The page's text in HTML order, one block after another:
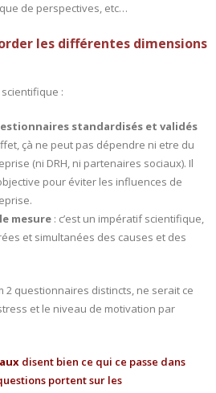
de perspectives, etc…
les différentes dimensions
:
standardisés et validés
çà ne peut pas dépendre ni etre du
(ni DRH, ni partenaires sociaux). Il
pour éviter les influences de
mesure : c’est un impératif scientifique,
et simultanées des causes et des
2 questionnaires distincts, ne serait ce
et le niveau de motivation par
disent bien ce qui ce passe dans
portent sur les